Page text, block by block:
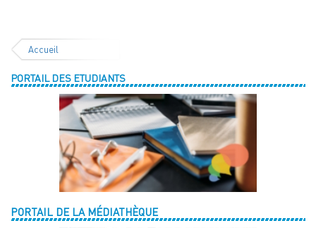
Accueil
PORTAIL DES ETUDIANTS
PORTAIL DE LA MÉDIATHÈQUE